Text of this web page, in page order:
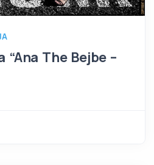
The Bejbe –